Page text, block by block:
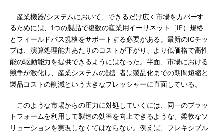
産業機器/システムにおいて、できるだけ広く市場をカバーす
るためには、1つの製品で複数の産業用イーサネット（IE）規格
とフィールドバス規格をサポートする必要がある。最新のICチッ
プは、演算処理能力あたりのコストが下がり、より低価格で高性
能の駆動能力を提供できるようにはなった。半面、市場における
競争が激化し、産業システムの設計者は製品化までの期間短縮と
製品コストの削減という大きなプレッシャーに直面している。
このような市場からの圧力に対処していくには、同一のプラッ
トフォームを利用して製造の効率を向上できるような、柔軟なソ
リューションを実現しなくてはならない。例えば、フレキシブル